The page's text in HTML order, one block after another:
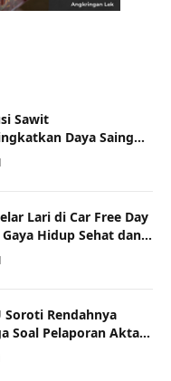
Sawit
Daya Saing
Lari di Car Free Day
Hidup Sehat dan
Soroti Rendahnya
Soal Pelaporan Akta